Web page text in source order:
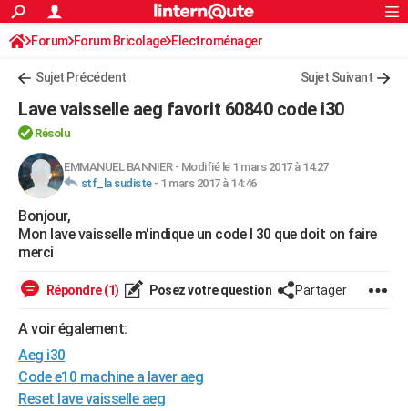
ACTUALITÉS
Politique
Société
Faits Divers
Education
Monde
Villes
+
Programme TV
TNTStreaming
Cinéma
Sorties cinéma
Musique
+FINANCE
Retraite
Impôts
Epargne
Immobilier
Risques naturels par ville
Banque
Assurance
Crédit
AUTO
Essais
Réserver un essai
Citadines
Berlines
SUV
Forum auto
Mobiles
Meilleur smartphone
Internet
Ordinateurs
Jeux vidéo
Guide high-tech
+BRICOLAGE
WEEK-END
Art de vivre
Bien-être
Loisirs
Mode
Modes de vie
SANTE
Alimentation
Guide de la santé
Maladies
Médicaments
Sommeil
VOYAGE
S'inscrire
Connexion
Forum Forum Bricolage Electroménager
Sujet Précédent Sujet Suivant
Lave vaisselle aeg favorit 60840 code i30
Résolu
EMMANUEL BANNIER- Modifié le 1 mars 2017 à 14:27
stf_la sudiste- 1 mars 2017 à 14:46
Bonjour,
Mon lave vaisselle m'indique un code I 30 que doit on faire
merci
Répondre (1) Posez votre question Partager
A voir également:
Aeg i30
Code e10 machine a laver aeg
Reset lave vaisselle aeg